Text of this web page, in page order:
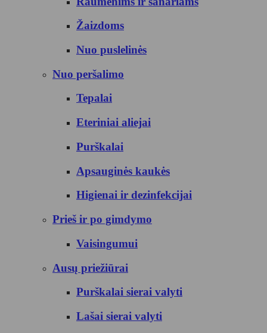
Žaizdoms
Nuo puslelinės
Nuo peršalimo
Tepalai
Eteriniai aliejai
Purškalai
Apsauginės kaukės
Higienai ir dezinfekcijai
Prieš ir po gimdymo
Vaisingumui
Ausų priežiūrai
Purškalai sierai valyti
Lašai sierai valyti